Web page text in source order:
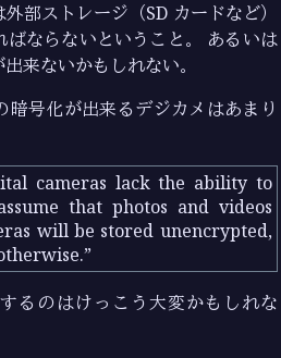
部ストレージ（SD カードなど）
ならないということ。 あるいは
来ないかもしれない。
暗号化が出来るデジカメはあまり
cameras lack the ability to
that photos and videos
will be stored unencrypted,
るのはけっこう大変かもしれな